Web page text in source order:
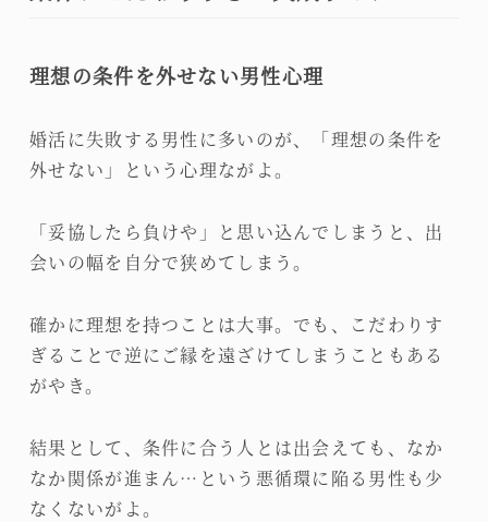
理想の条件を外せない男性心理
婚活に失敗する男性に多いのが、「理想の条件を
外せない」という心理ながよ。
「妥協したら負けや」と思い込んでしまうと、出
会いの幅を自分で狭めてしまう。
確かに理想を持つことは大事。でも、こだわりす
ぎることで逆にご縁を遠ざけてしまうこともある
がやき。
結果として、条件に合う人とは出会えても、なか
なか関係が進まん…という悪循環に陥る男性も少
なくないがよ。